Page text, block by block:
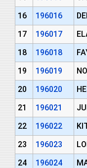
16
196016
17
196017
18
196018
19
196019
20
196020
21
196021
22
196022
23
196023
24
196024